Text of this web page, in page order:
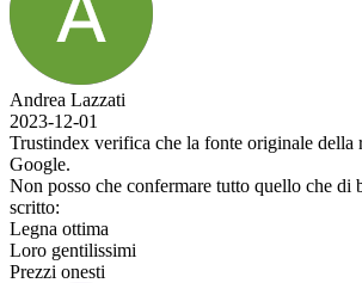
Andrea Lazzati
2023-12-01
Trustindex verifica che la fonte originale della
Google.
Non posso che confermare tutto quello che di
scritto:
Legna ottima
Loro gentilissimi
Prezzi onesti